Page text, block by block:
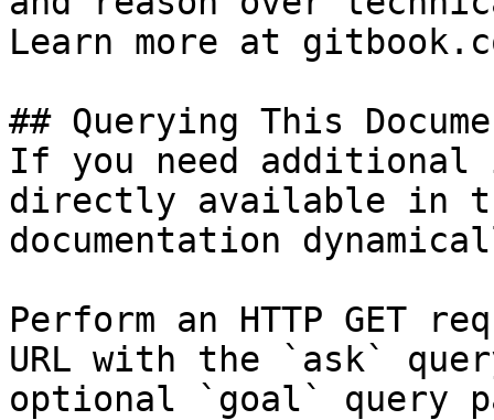
Learn more at
## Querying This
If you need
directly available in
documentation
Perform an HTTP GET
URL with the `ask`
optional `goal` query